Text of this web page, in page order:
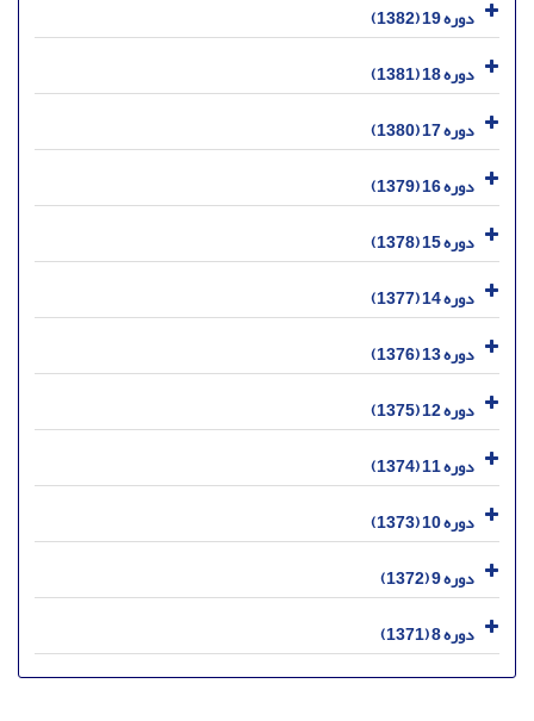
دوره 19 (1382)
دوره 18 (1381)
دوره 17 (1380)
دوره 16 (1379)
دوره 15 (1378)
دوره 14 (1377)
دوره 13 (1376)
دوره 12 (1375)
دوره 11 (1374)
دوره 10 (1373)
دوره 9 (1372)
دوره 8 (1371)